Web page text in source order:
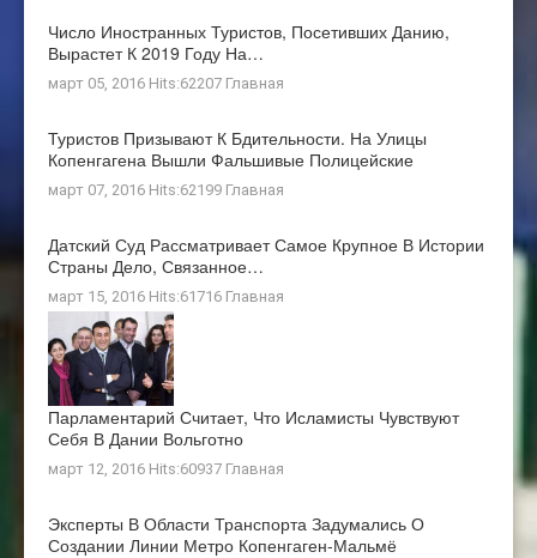
Число Иностранных Туристов, Посетивших Данию,
Вырастет К 2019 Году На…
март 05, 2016 Hits:62207 Главная
Туристов Призывают К Бдительности. На Улицы
Копенгагена Вышли Фальшивые Полицейские
март 07, 2016 Hits:62199 Главная
Датский Суд Рассматривает Самое Крупное В Истории
Страны Дело, Связанное…
март 15, 2016 Hits:61716 Главная
Парламентарий Считает, Что Исламисты Чувствуют
Себя В Дании Вольготно
март 12, 2016 Hits:60937 Главная
Эксперты В Области Транспорта Задумались О
Создании Линии Метро Копенгаген-Мальмё